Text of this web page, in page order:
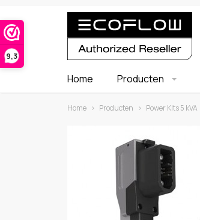
9,3
Home Producten
Home › Producten › Power Kits 5 kVA